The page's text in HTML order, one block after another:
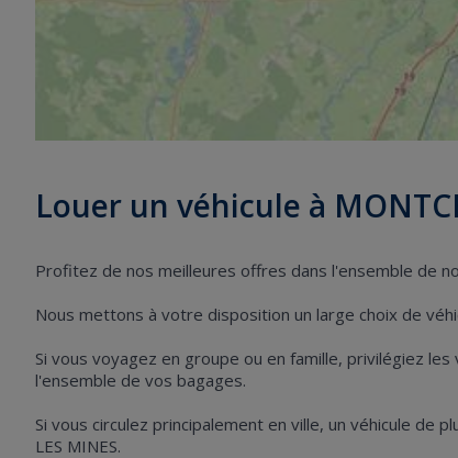
Louer un véhicule à
Profitez de nos meilleures offres dans l'ensemble de
Nous mettons à votre disposition un large choix de
Si vous voyagez en groupe ou en famille, privilégiez
l'ensemble de vos bagages.
Si vous circulez principalement en ville, un véhicule de
LES MINES.